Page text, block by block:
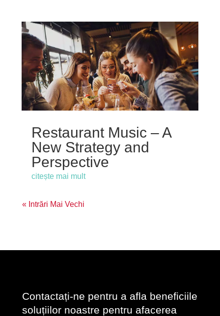
Restaurant Music – A
New Strategy and
Perspective
citește mai mult
« Intrări Mai Vechi
Contactați-ne pentru a afla beneficiile
soluțiilor noastre pentru afacerea